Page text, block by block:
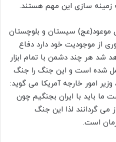
زمینه سازی این مهم هستند.
موعود(عج) سیستان و بلوچستان
از موجودیت خود دارد دفاع
شد هر چند دشمن با تمام ابزار
شده است و این جنگ را جنگ
وزیر امور خارجه آمریکا می گوید:
ما باید با ایران بجنگیم چون
می گردانند لذا این جنگ
است.